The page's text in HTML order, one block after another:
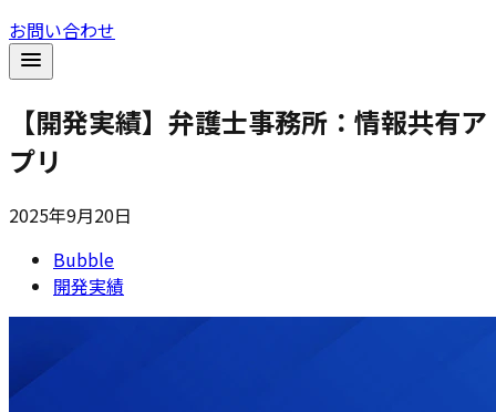
お問い合わせ
【開発実績】弁護士事務所：情報共有ア
プリ
2025年9月20日
Bubble
開発実績